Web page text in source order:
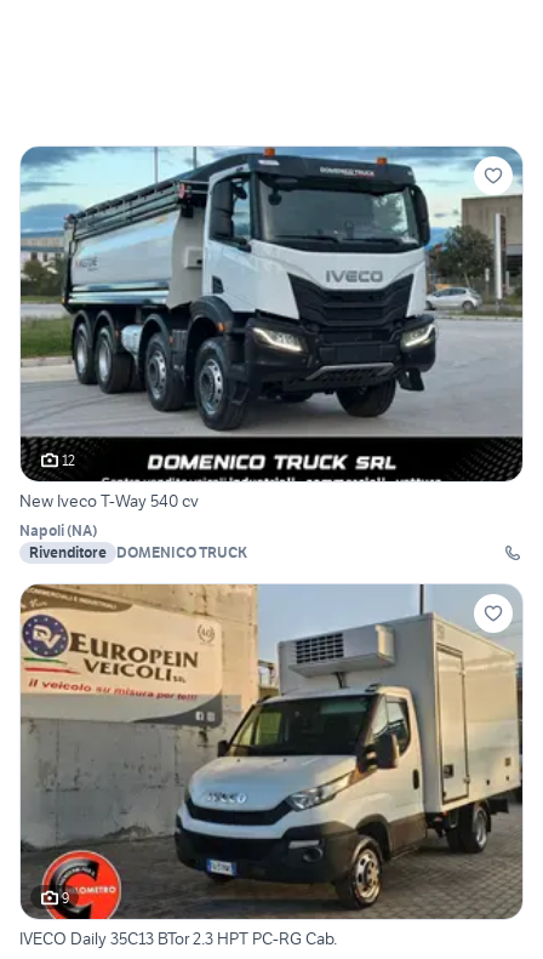
12
New Iveco T-Way 540 cv
Napoli(NA)
Rivenditore DOMENICO TRUCK
9
IVECO Daily 35C13 BTor 2.3 HPT PC-RG Cab.